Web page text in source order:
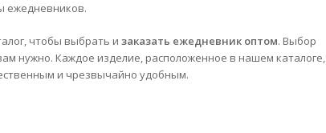
ежедневников.
чтобы выбрать и заказать ежедневник оптом. Выбор
нужно. Каждое изделие, расположенное в нашем каталоге,
и чрезвычайно удобным.